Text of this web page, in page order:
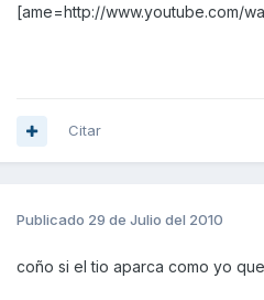
[ame=http://www.youtube.com/
Citar
Publicado 29 de Julio del 2010
coño si el tio aparca como yo